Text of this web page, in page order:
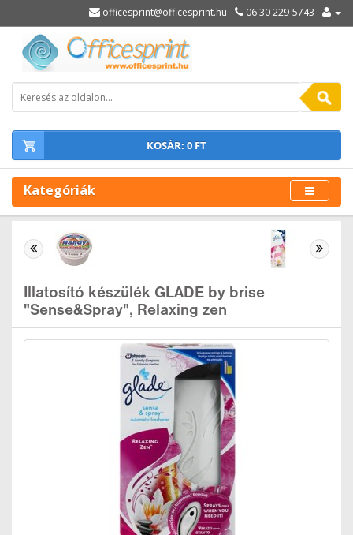
officesprint@officesprint.hu 06 30 229-5743
KOSÁR: 0 FT
Kategóriák
Illatosító készülék GLADE by brise
"Sense&Spray", Relaxing zen